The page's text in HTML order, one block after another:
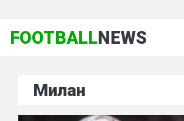
FOOTBALLNEWS
Милан